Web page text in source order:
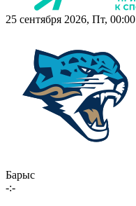
25 сентября 2026, Пт, 00:00
Барыс
-:-